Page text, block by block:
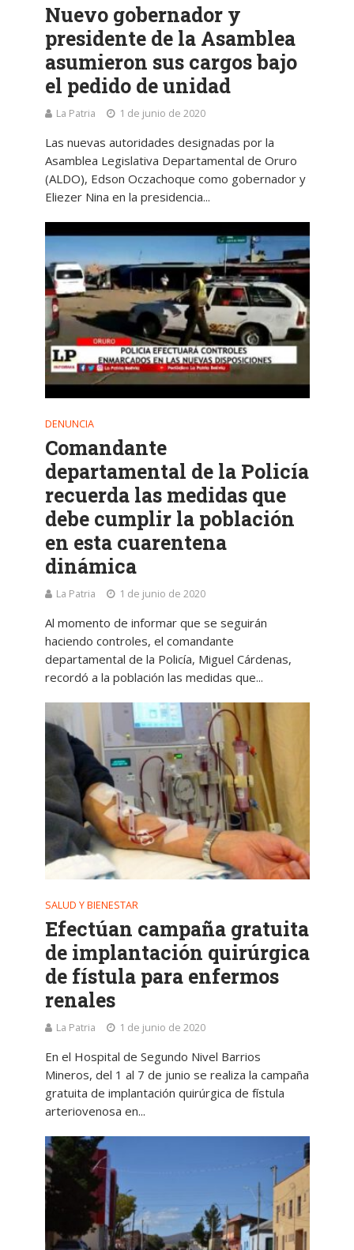
Nuevo gobernador y
presidente de la Asamblea
asumieron sus cargos bajo
el pedido de unidad
La Patria 1 de junio de 2020
Las nuevas autoridades designadas por la
Asamblea Legislativa Departamental de Oruro
(ALDO), Edson Oczachoque como gobernador y
Eliezer Nina en la presidencia...
DENUNCIA
Comandante
departamental de la Policía
recuerda las medidas que
debe cumplir la población
en esta cuarentena
dinámica
La Patria 1 de junio de 2020
Al momento de informar que se seguirán
haciendo controles, el comandante
departamental de la Policía, Miguel Cárdenas,
recordó a la población las medidas que...
SALUD Y BIENESTAR
Efectúan campaña gratuita
de implantación quirúrgica
de fístula para enfermos
renales
La Patria 1 de junio de 2020
En el Hospital de Segundo Nivel Barrios
Mineros, del 1 al 7 de junio se realiza la campaña
gratuita de implantación quirúrgica de fístula
arteriovenosa en...